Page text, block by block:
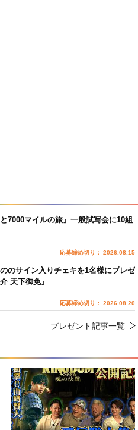
7000マイルの旅』一般試写会に10組
応募締め切り： 2026.08.15
のサイン入りチェキを1名様にプレゼ
天下御免』
応募締め切り： 2026.08.20
プレゼント記事一覧